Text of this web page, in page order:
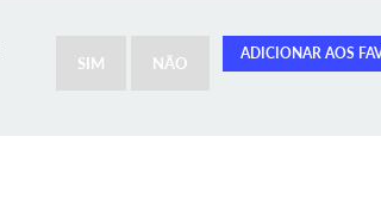
ADICIONAR AOS
SIM NÃO